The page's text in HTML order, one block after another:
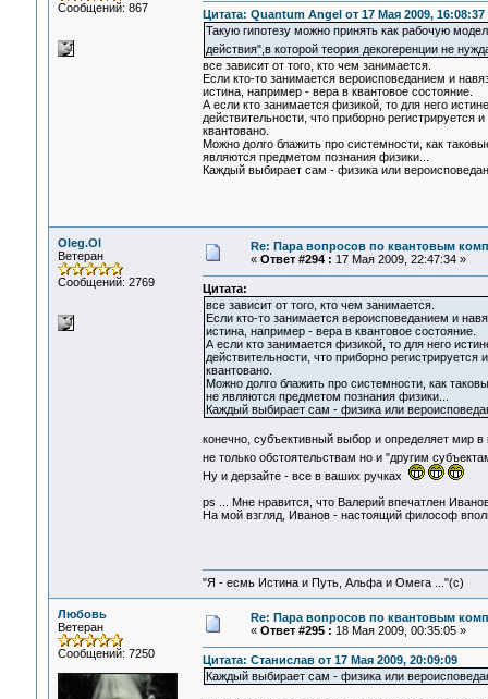
Сообщений: 867
Цитата: Quantum Angel от 17 Мая 2009, 16:08:37
Такую гипотезу можно принять как рабочую
действия",в которой теория декогеренции не
все зависит от того, кто чем занимается.
Если кто-то занимается вероисповеданием и
истина, например - вера в квантовое состояние.
А если кто занимается физикой, то для него
действительности, что приборно
квантовано.
Можно долго блажить про системности, как
являются предметом познания физики...
Каждый выбирает сам - физика или
Oleg.Ol
Ветеран
Сообщений: 2769
Re: Пара вопросов по квантовым
« Ответ #294 : 17 Мая 2009, 22:47:34 »
Цитата:
все зависит от того, кто чем занимается.
Если кто-то занимается вероисповеданием и
истина, например - вера в квантовое состояние.
А если кто занимается физикой, то для него
действительности, что приборно
квантовано.
Можно долго блажить про системности, как
не являются предметом познания физики...
Каждый выбирает сам - физика или
конечно, субъективный выбор и определяет мир
не только обстоятельствам но и "другим
Ну и дерзайте - все в ваших ручках
ps ... Мне нравится, что Валерий впечатлен
На мой взгляд, Иванов - настоящий философ
"Я - есмь Истина и Путь, Альфа и Омега ..."(с)
Любовь
Ветеран
Сообщений: 7250
Re: Пара вопросов по квантовым
« Ответ #295 : 18 Мая 2009, 00:35:05 »
Цитата: Станислав от 17 Мая 2009, 20:09:09
Каждый выбирает сам - физика или